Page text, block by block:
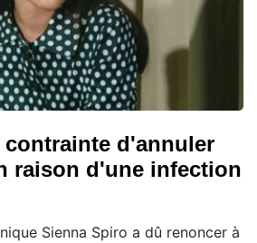
d'annuler
raison d'une infection
Sienna Spiro a dû renoncer à